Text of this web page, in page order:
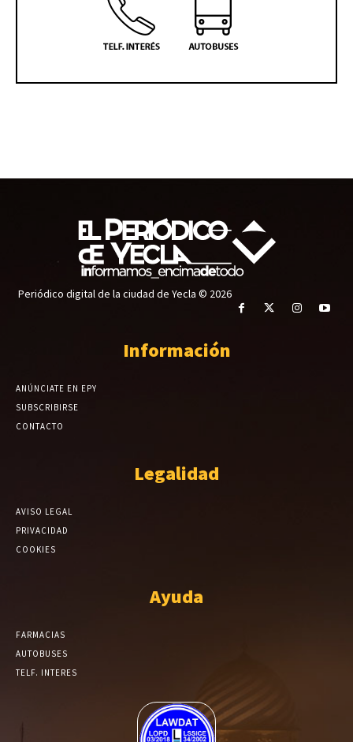
Periódico digital de la ciudad de Yecla © 2026
Información
ANÚNCIATE EN EPY
SUBSCRIBIRSE
CONTACTO
Legalidad
AVISO LEGAL
PRIVACIDAD
COOKIES
Ayuda
FARMACIAS
AUTOBUSES
TELF. INTERES